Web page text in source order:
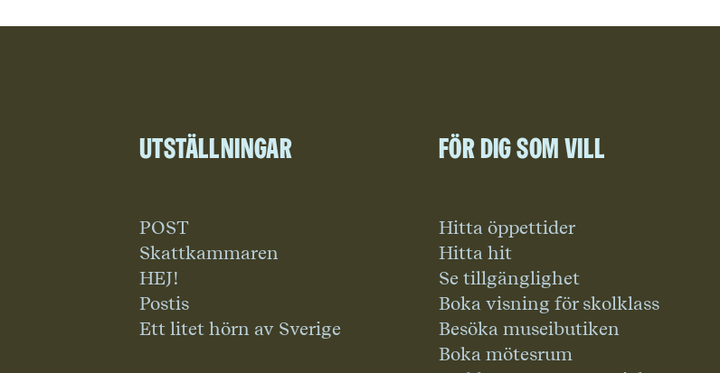
Utställningar
POST
Skattkammaren
HEJ!
Postis
Ett litet hörn av Sverige
För dig som vill
Hitta öppettider
Hitta hit
Se tillgänglighet
Boka visning för skolklass
Besöka museibutiken
Boka mötesrum